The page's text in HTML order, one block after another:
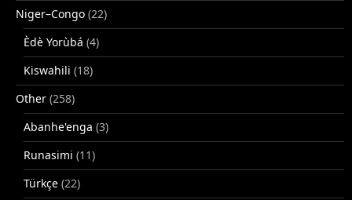
Niger–Congo (22)
Èdè Yorùbá (4)
Kiswahili (18)
Other (258)
Abanhe'enga (3)
Runasimi (11)
Türkçe (22)